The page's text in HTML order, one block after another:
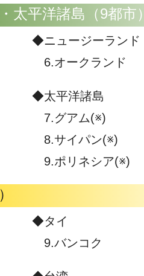
平洋諸島（9都市）
◆ニュージーランド
6.オークランド
◆太平洋諸島
7.グアム(※)
8.サイパン(※)
9.ポリネシア(※)
◆タイ
9.バンコク